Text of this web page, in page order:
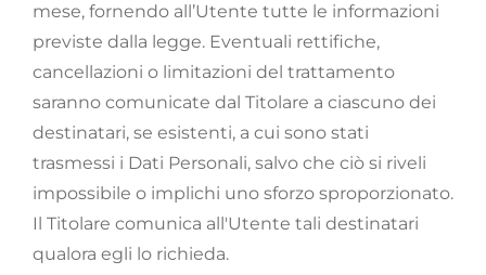
mese, fornendo all’Utente tutte le informazioni
previste dalla legge. Eventuali rettifiche,
cancellazioni o limitazioni del trattamento
saranno comunicate dal Titolare a ciascuno dei
destinatari, se esistenti, a cui sono stati
trasmessi i Dati Personali, salvo che ciò si riveli
impossibile o implichi uno sforzo sproporzionato.
Il Titolare comunica all'Utente tali destinatari
qualora egli lo richieda.